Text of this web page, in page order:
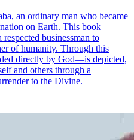
an ordinary man who became
on Earth. This book
businessman to
of humanity. Through this
directly by God—is depicted,
and others through a
to the Divine.